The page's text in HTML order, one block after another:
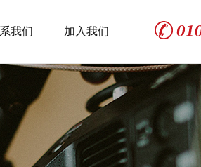
我们 加入我们